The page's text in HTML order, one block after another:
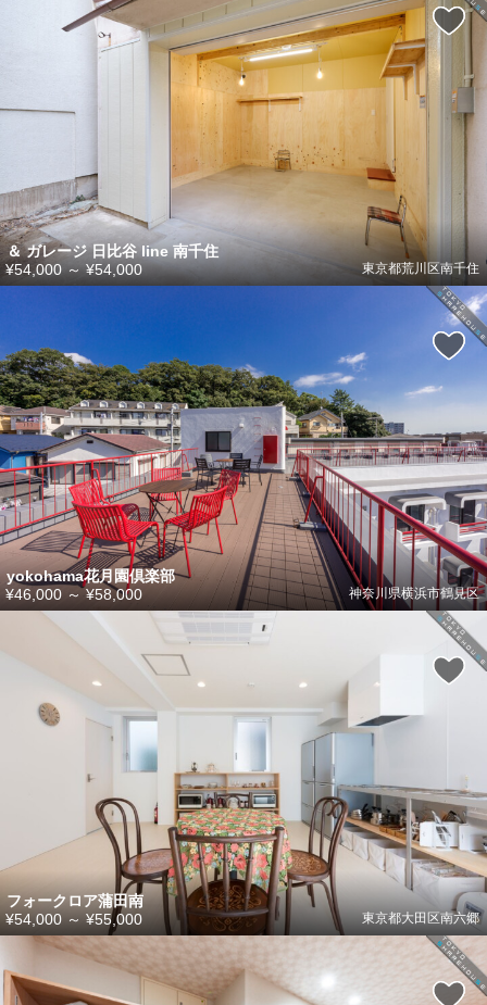
＆ ガレージ 日比谷 line 南千住
東京都荒川区南千住
¥54,000～¥54,000
yokohama花月園倶楽部
神奈川県横浜市鶴見区
¥46,000 ～¥58,000
フォークロア蒲田南
東京都大田区南六郷
¥54,000 ～¥55,000